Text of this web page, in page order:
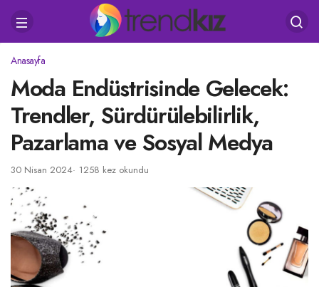
Anasayfa
Moda Endüstrisinde Gelecek:
Trendler, Sürdürülebilirlik,
Pazarlama ve Sosyal Medya
30 Nisan 2024 1258 kez okundu